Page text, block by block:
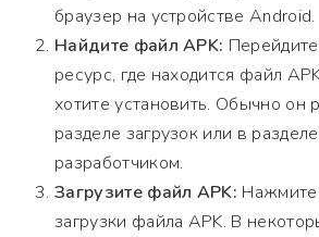
браузер на устройстве Android.
Найдите файл APK:
ресурс, где находится файл
хотите установить. Обычно он
разделе загрузок или в
разработчиком.
Загрузите файл APK: Нажмите
загрузки файла APK. В